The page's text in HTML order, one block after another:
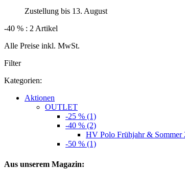
Zustellung bis 13. August
-40 % : 2 Artikel
Alle Preise inkl. MwSt.
Filter
Kategorien:
Aktionen
OUTLET
-25 % (1)
-40 % (2)
HV Polo Frühjahr & Sommer
-50 % (1)
Aus unserem Magazin: